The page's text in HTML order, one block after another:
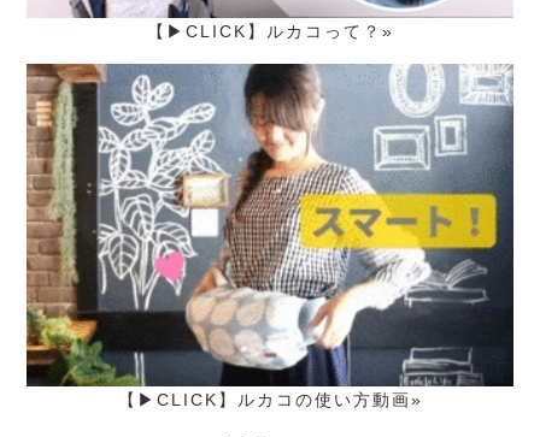
【▶CLICK】ルカコって？»
【▶CLICK】ルカコの使い方動画»